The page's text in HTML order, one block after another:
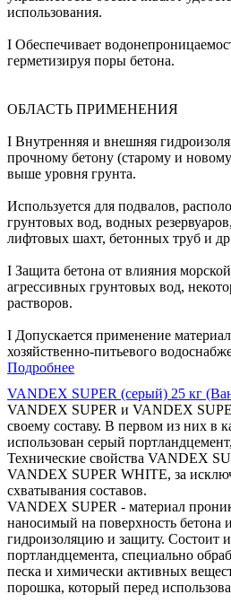
использования.
І Обеспечивает
герметизируя поры бетона.
ОБЛАСТЬ ПРИМЕНЕНИЯ
І Внутренняя и внешняя
прочному бетону (старому и
выше уровня грунта.
Используется для подвалов,
грунтовых вод, водных
лифтовых шахт, бетонных труб и
І Защита бетона от влияния
агрессивных грунтовых вод,
растворов.
І Допускается применение
хозяйственно-питьевого
Подробнее
VANDEX SUPER (серый) 25 кг
VANDEX SUPER и VANDEX
своему составу. В первом из них в
использован серый
Технические свойства VANDEX
VANDEX SUPER WHITE, за
схватывания составов.
VANDEX SUPER - материал
наносимый на поверхность бетона
гидроизоляцию и защиту. Состоит
портландцемента, специально
песка и химически активных
порошка, который перед